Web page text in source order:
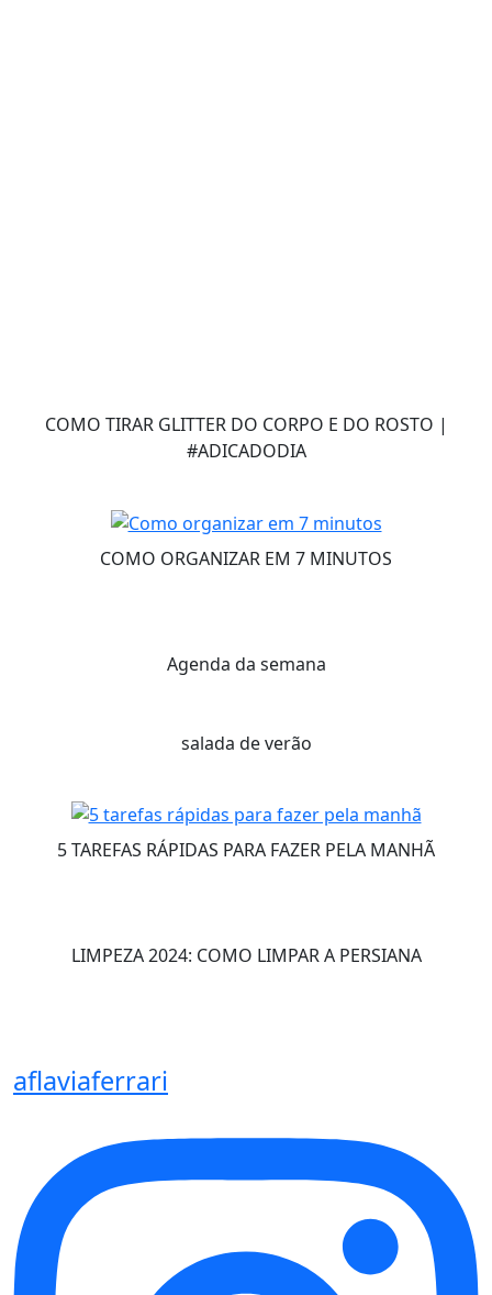
COMO TIRAR GLITTER DO CORPO E DO ROSTO |
#ADICADODIA
COMO ORGANIZAR EM 7 MINUTOS
Agenda da semana
salada de verão
5 TAREFAS RÁPIDAS PARA FAZER PELA MANHÃ
LIMPEZA 2024: COMO LIMPAR A PERSIANA
aflaviaferrari